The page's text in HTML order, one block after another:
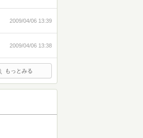
2009/04/06 13:39
2009/04/06 13:38
もっとみる